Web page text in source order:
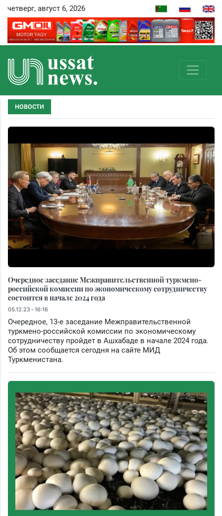
четверг, август 6, 2026
НОВОСТИ
Очередное заседание Межправительственной туркмено-
российской комиссии по экономическому сотрудничеству
состоится в начале 2024 года
05.12.23 - 16:16
Очередное, 13-е заседание Межправительственной
туркмено-российской комиссии по экономическому
сотрудничеству пройдет в Ашхабаде в начале 2024 года.
Об этом сообщается сегодня на сайте МИД
Туркменистана.